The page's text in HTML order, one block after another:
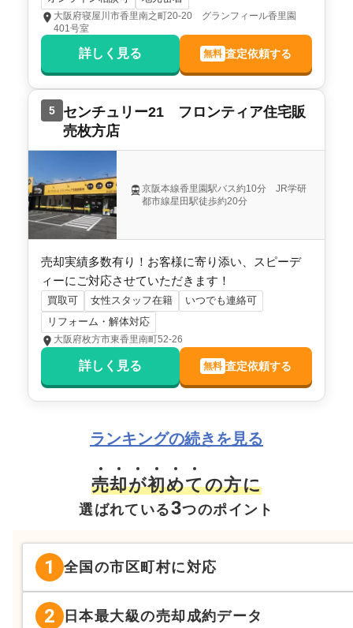
プラウデストホーム株式会社
2,800万円 2009年2月
大阪府寝屋川市高宮二丁目
階数:2階 築年数:17年
㎡
プラウデストホーム株式会社
大阪府寝屋川市香里南之町20-20 グランフィール香里園
401号室
詳しく見る 無料 査定依頼する
5
センチュリー21 フロンティア住宅販
売枚方店
京阪本線香里園駅バス約10分 JR学研
都市線星田駅徒歩約20分
売却実績多数有り！お客様に寄り添い、スピーデ
ィーにご対応させていただきます！
買取可 女性スタッフ在籍
いつでも連絡可
リフォーム・解体対応
大阪府枚方市東香里南町52-26
詳しく見る 無料 査定依頼する
ランキングの続きを見る
売却が初めての方に
選ばれている3つのポイント
1 全国の市区町村に対応
2 日本最大級の売却成約データ